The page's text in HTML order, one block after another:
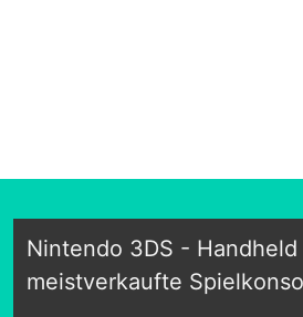
Nintendo 3DS -
meistverkaufte